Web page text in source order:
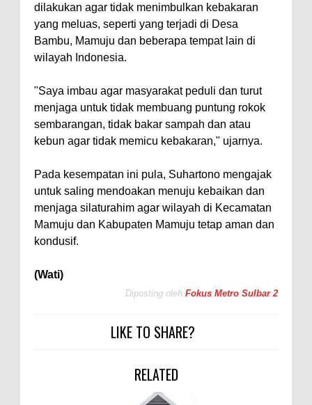
dilakukan agar tidak menimbulkan kebakaran
yang meluas, seperti yang terjadi di Desa
Bambu, Mamuju dan beberapa tempat lain di
wilayah Indonesia.
"Saya imbau agar masyarakat peduli dan turut
menjaga untuk tidak membuang puntung rokok
sembarangan, tidak bakar sampah dan atau
kebun agar tidak memicu kebakaran," ujarnya.
Pada kesempatan ini pula, Suhartono mengajak
untuk saling mendoakan menuju kebaikan dan
menjaga silaturahim agar wilayah di Kecamatan
Mamuju dan Kabupaten Mamuju tetap aman dan
kondusif.
(Wati)
Diposting oleh Fokus Metro Sulbar 2
LIKE TO SHARE?
RELATED